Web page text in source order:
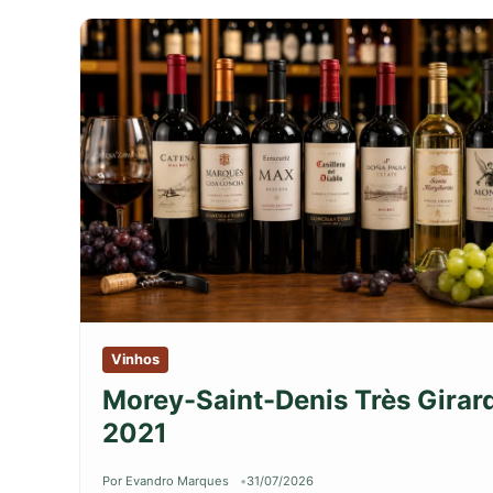
Vinhos
Morey-Saint-Denis Très
2021
Por Evandro Marques 31/07/2026